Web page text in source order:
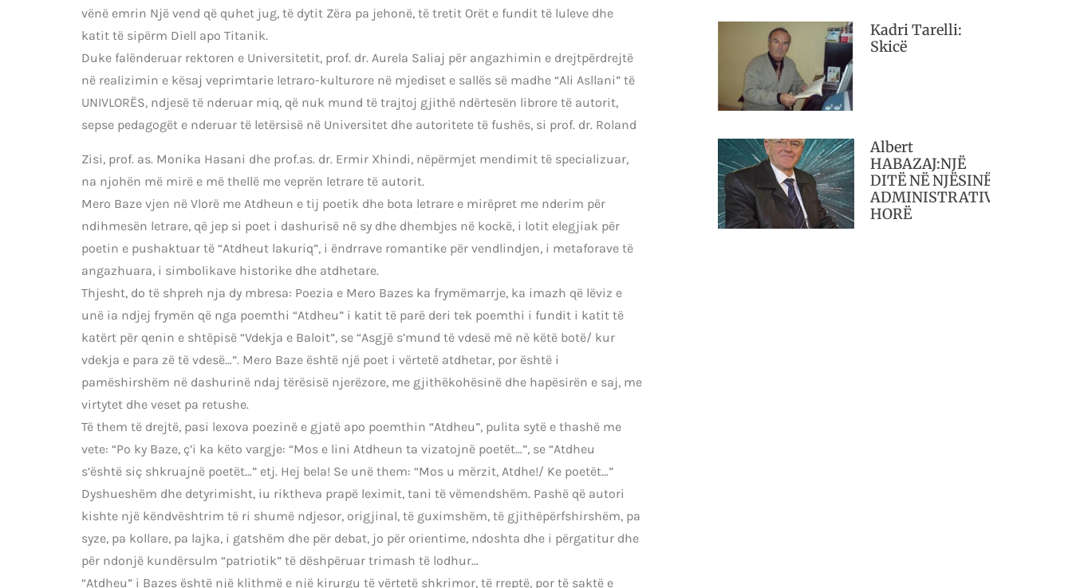
vënë emrin Një vend që quhet jug, të dytit Zëra pa jehonë, të tretit Orët e fundit të luleve dhe
katit të sipërm Diell apo Titanik.
Duke falënderuar rektoren e Universitetit, prof. dr. Aurela Saliaj për angazhimin e drejtpërdrejtë
në realizimin e kësaj veprimtarie letraro-kulturore në mjediset e sallës së madhe “Ali Asllani” të
UNIVLORËS, ndjesë të nderuar miq, që nuk mund të trajtoj gjithë ndërtesën librore të autorit,
sepse pedagogët e nderuar të letërsisë në Universitet dhe autoritete të fushës, si prof. dr. Roland
Zisi, prof. as. Monika Hasani dhe prof.as. dr. Ermir Xhindi, nëpërmjet mendimit të specializuar,
na njohën më mirë e më thellë me veprën letrare të autorit.
Mero Baze vjen në Vlorë me Atdheun e tij poetik dhe bota letrare e mirëpret me nderim për
ndihmesën letrare, që jep si poet i dashurisë në sy dhe dhembjes në kockë, i lotit elegjiak për
poetin e pushaktuar të “Atdheut lakuriq”, i ëndrrave romantike për vendlindjen, i metaforave të
angazhuara, i simbolikave historike dhe atdhetare.
Thjesht, do të shpreh nja dy mbresa: Poezia e Mero Bazes ka frymëmarrje, ka imazh që lëviz e
unë ia ndjej frymën që nga poemthi “Atdheu” i katit të parë deri tek poemthi i fundit i katit të
katërt për qenin e shtëpisë “Vdekja e Baloit”, se “Asgjë s’mund të vdesë më në këtë botë/ kur
vdekja e para zë të vdesë…”. Mero Baze është një poet i vërtetë atdhetar, por është i
pamëshirshëm në dashurinë ndaj tërësisë njerëzore, me gjithëkohësinë dhe hapësirën e saj, me
virtytet dhe veset pa retushe.
Të them të drejtë, pasi lexova poezinë e gjatë apo poemthin “Atdheu”, pulita sytë e thashë me
vete: “Po ky Baze, ç’i ka këto vargje: “Mos e lini Atdheun ta vizatojnë poetët…”, se “Atdheu
s’është siç shkruajnë poetët…” etj. Hej bela! Se unë them: “Mos u mërzit, Atdhe!/ Ke poetët…”
Dyshueshëm dhe detyrimisht, iu riktheva prapë leximit, tani të vëmendshëm. Pashë që autori
kishte një këndvështrim të ri shumë ndjesor, origjinal, të guximshëm, të gjithëpërfshirshëm, pa
syze, pa kollare, pa lajka, i gatshëm dhe për debat, jo për orientime, ndoshta dhe i përgatitur dhe
për ndonjë kundërsulm “patriotik” të dëshpëruar trimash të lodhur…
“Atdheu” i Bazes është një klithmë e një kirurgu të vërtetë shkrimor, të rreptë, por të saktë e
Kadri Tarelli:
Skicë
Albert
HABAZAJ:NJË
DITË NË NJËSINË
ADMINISTRATIVE
HORË